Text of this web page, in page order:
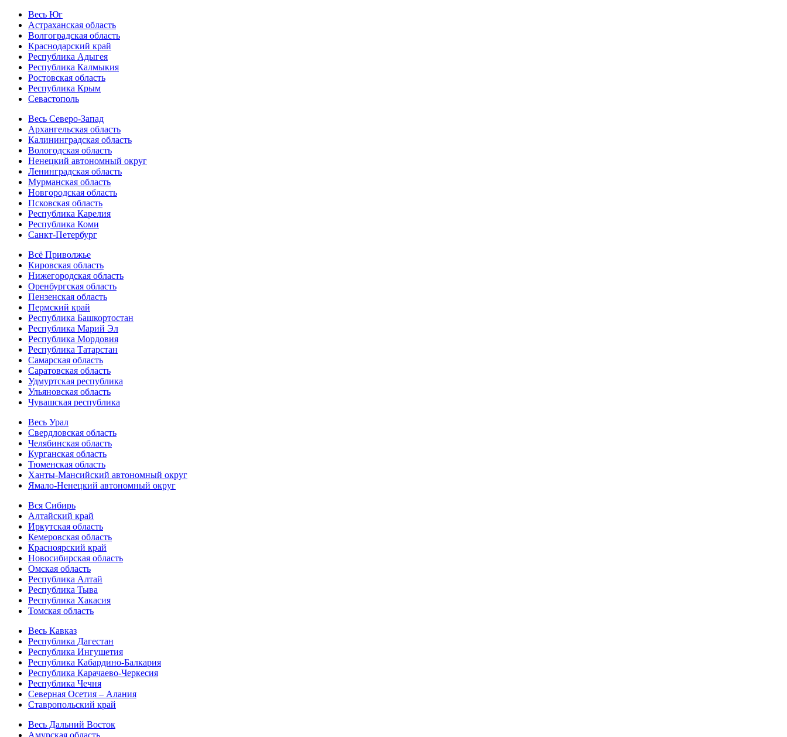
Весь Юг
Астраханская область
Волгоградская область
Краснодарский край
Республика Адыгея
Республика Калмыкия
Ростовская область
Республика Крым
Севастополь
Весь Северо-Запад
Архангельская область
Калининградская область
Вологодская область
Ненецкий автономный округ
Ленинградская область
Мурманская область
Новгородская область
Псковская область
Республика Карелия
Республика Коми
Санкт-Петербург
Всё Приволжье
Кировская область
Нижегородская область
Оренбургская область
Пензенская область
Пермский край
Республика Башкортостан
Республика Марий Эл
Республика Мордовия
Республика Татарстан
Самарская область
Саратовская область
Удмуртская республика
Ульяновская область
Чувашская республика
Весь Урал
Свердловская область
Челябинская область
Курганская область
Тюменская область
Ханты-Мансийский автономный округ
Ямало-Ненецкий автономный округ
Вся Сибирь
Алтайский край
Иркутская область
Кемеровская область
Красноярский край
Новосибирская область
Омская область
Республика Алтай
Республика Тыва
Республика Хакасия
Томская область
Весь Кавказ
Республика Дагестан
Республика Ингушетия
Республика Кабардино-Балкария
Республика Карачаево-Черкесия
Республика Чечня
Северная Осетия – Алания
Ставропольский край
Весь Дальний Восток
Амурская область